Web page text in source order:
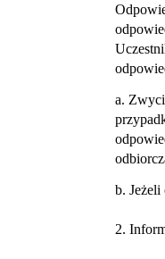
a.
b.
2.